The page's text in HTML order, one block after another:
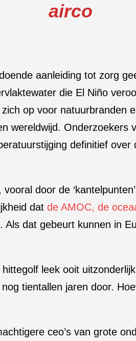
airco
aanleiding tot zorg
die El Niño
op voor natuurbranden
wereldwijd. Onderzoekers
definitief
door de
dat de AMOC, de
. Als dat gebeurt kunnen in
leek ooit
tientallen jaren door.
ceo’s van grote